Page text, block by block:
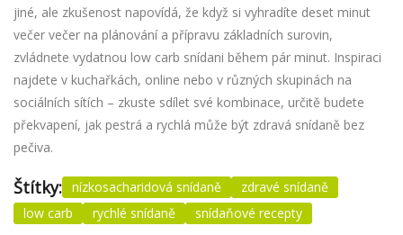
jiné, ale zkušenost napovídá, že když si vyhradíte deset minut
večer večer na plánování a přípravu základních surovin,
zvládnete vydatnou low carb snídani během pár minut. Inspiraci
najdete v kuchařkách, online nebo v různých skupinách na
sociálních sítích – zkuste sdílet své kombinace, určitě budete
překvapení, jak pestrá a rychlá může být zdravá snídaně bez
pečiva.
Štítky: nízkosacharidová snídaně
zdravé snídaně
low carb
rychlé snídaně snídaňové recepty